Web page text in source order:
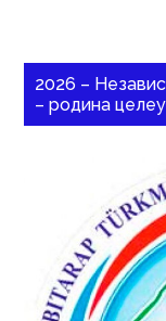
2026 –
– родина